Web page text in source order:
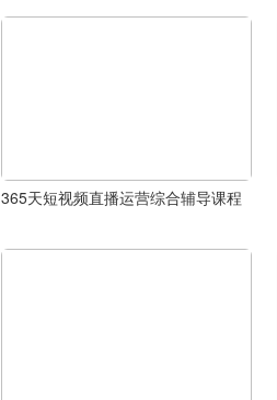
365天短视频直播运营综合辅导课程